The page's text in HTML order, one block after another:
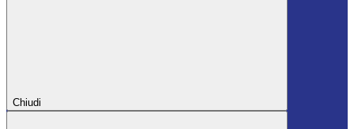
Chiudi